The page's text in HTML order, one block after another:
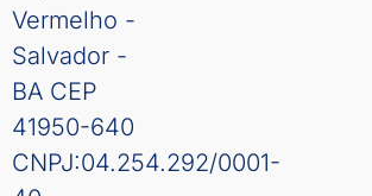
Vermelho -
Salvador -
BA CEP
41950-640
CNPJ:04.254.292/0001-